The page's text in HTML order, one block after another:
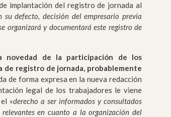
implantación del registro de jornada al
defecto, decisión del empresario previa
organizará y documentará este registro de
novedad de la participación de los
de registro de jornada, probablemente
de forma expresa en la nueva redacción
legal de los trabajadores le viene
«derecho a ser informados y consultados
en cuanto a la organización del